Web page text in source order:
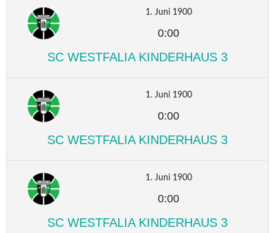
1. Juni 1900
0:00
SC WESTFALIA KINDERHAUS 3
1. Juni 1900
0:00
SC WESTFALIA KINDERHAUS 3
1. Juni 1900
0:00
SC WESTFALIA KINDERHAUS 3